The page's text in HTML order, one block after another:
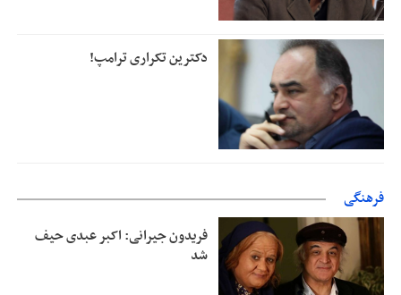
دکترین تکراری ترامپ!
فرهنگی
فریدون جیرانی: اکبر عبدی حیف
شد